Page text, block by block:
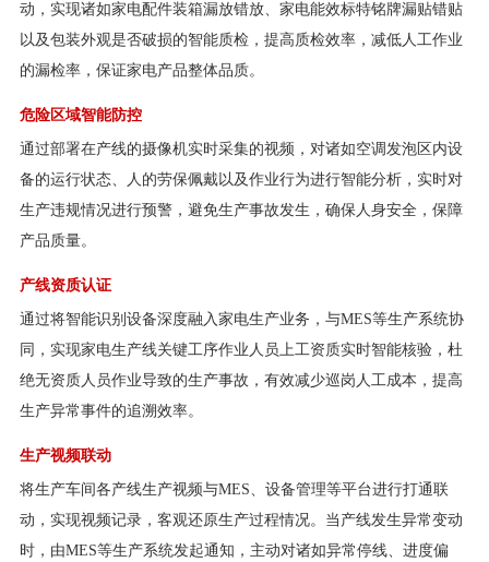
动，实现诸如家电配件装箱漏放错放、家电能效标特铭牌漏贴错贴
以及包装外观是否破损的智能质检，提高质检效率，减低人工作业
的漏检率，保证家电产品整体品质。
危险区域智能防控
通过部署在产线的摄像机实时采集的视频，对诸如空调发泡区内设
备的运行状态、人的劳保佩戴以及作业行为进行智能分析，实时对
生产违规情况进行预警，避免生产事故发生，确保人身安全，保障
产品质量。
产线资质认证
通过将智能识别设备深度融入家电生产业务，与MES等生产系统协
同，实现家电生产线关键工序作业人员上工资质实时智能核验，杜
绝无资质人员作业导致的生产事故，有效减少巡岗人工成本，提高
生产异常事件的追溯效率。
生产视频联动
将生产车间各产线生产视频与MES、设备管理等平台进行打通联
动，实现视频记录，客观还原生产过程情况。当产线发生异常变动
时，由MES等生产系统发起通知，主动对诸如异常停线、进度偏